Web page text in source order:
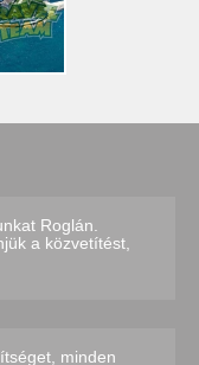
Roglán.
a közvetítést,
minden